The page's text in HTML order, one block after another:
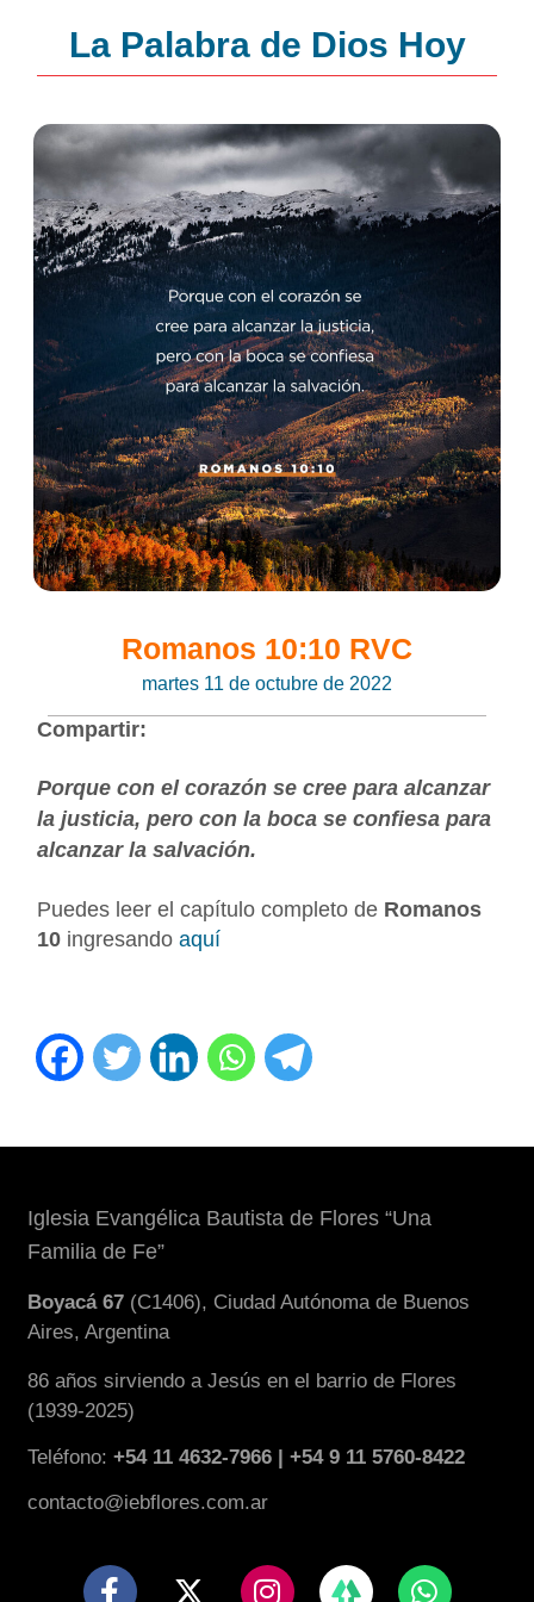
La Palabra de Dios Hoy
Romanos 10:10 RVC
martes 11 de octubre de 2022
Compartir:
Porque con el corazón se cree para alcanzar
la justicia, pero con la boca se confiesa para
alcanzar la salvación.
Puedes leer el capítulo completo de Romanos
10 ingresandoaquí
Iglesia Evangélica Bautista de Flores “Una
Familia de Fe”
Boyacá 67 (C1406), Ciudad Autónoma de Buenos
Aires, Argentina
86 años sirviendo a Jesús en el barrio de Flores
(1939-2025)
Teléfono:+54 11 4632-7966 | +54 9 11 5760-8422
contacto@iebflores.com.ar
F
X
I
W